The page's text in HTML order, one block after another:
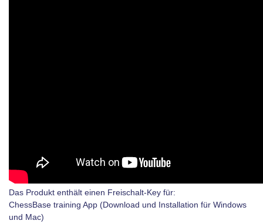
Das Produkt enthält einen Freischalt-Key für:
ChessBase training App (Download und Installation für Windows
und Mac)